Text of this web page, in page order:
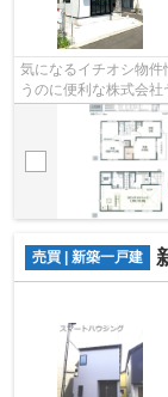
気になるイチオシ物
うのに便利な株式会
ームに新築戸建てはい
売買 | 新築一戸建